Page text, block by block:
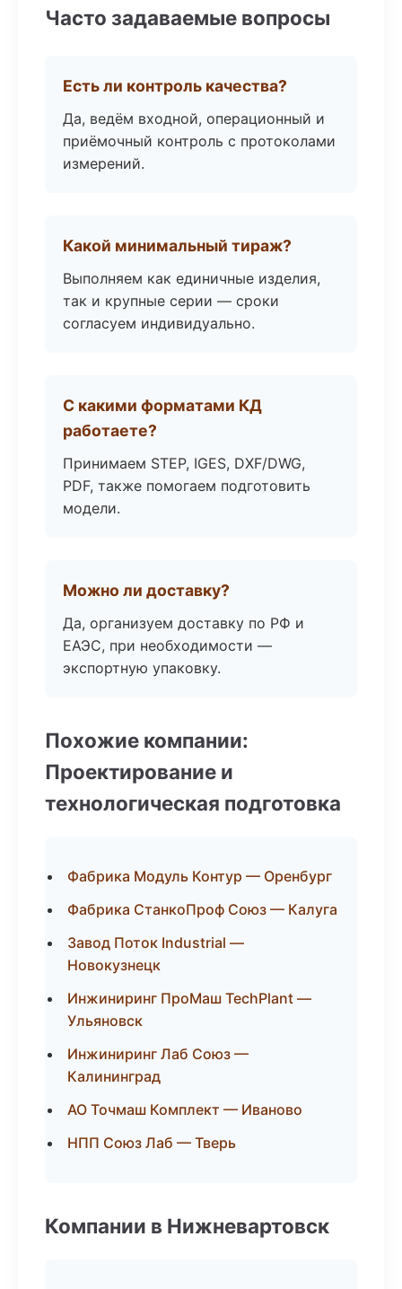
Часто задаваемые вопросы
Есть ли контроль качества?
Да, ведём входной, операционный и
приёмочный контроль с протоколами
измерений.
Какой минимальный тираж?
Выполняем как единичные изделия,
так и крупные серии — сроки
согласуем индивидуально.
С какими форматами КД
работаете?
Принимаем STEP, IGES, DXF/DWG,
PDF, также помогаем подготовить
модели.
Можно ли доставку?
Да, организуем доставку по РФ и
ЕАЭС, при необходимости —
экспортную упаковку.
Похожие компании:
Проектирование и
технологическая подготовка
Фабрика Модуль Контур — Оренбург
Фабрика СтанкоПроф Союз — Калуга
Завод Поток Industrial —
Новокузнецк
Инжиниринг ПроМаш TechPlant —
Ульяновск
Инжиниринг Лаб Союз —
Калининград
АО Точмаш Комплект — Иваново
НПП Союз Лаб — Тверь
Компании в Нижневартовск